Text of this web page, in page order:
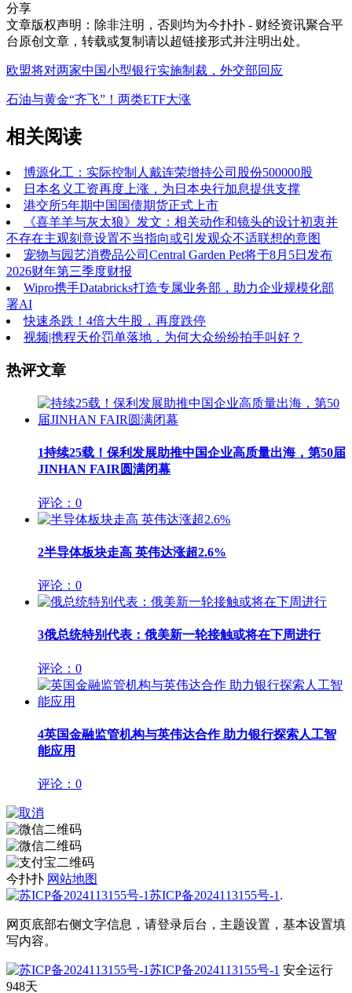
分享
文章版权声明：除非注明，否则均为今扑扑 - 财经资讯聚合平
台 原创文章，转载或复制请以超链接形式并注明出处。
欧盟将对两家中国小型银行实施制裁，外交部回应
石油与黄金“齐飞”！两类ETF大涨
相关阅读
博源化工：实际控制人戴连荣增持公司股份500000股
日本名义工资再度上涨，为日本央行加息提供支撑
港交所5年期中国国债期货正式上市
《喜羊羊与灰太狼》发文：相关动作和镜头的设计初衷并
不存在主观刻意设置不当指向或引发观众不适联想的意图
宠物与园艺消费品公司Central Garden Pet将于8月5日发布
2026财年第三季度财报
Wipro携手Databricks打造专属业务部，助力企业规模化部
署AI
快速杀跌！4倍大牛股，再度跌停
视频|携程天价罚单落地，为何大众纷纷拍手叫好？
热评文章
1持续25载！保利发展助推中国企业高质量出海，第50届
JINHAN FAIR圆满闭幕
评论：0
2半导体板块走高 英伟达涨超2.6%
评论：0
3俄总统特别代表：俄美新一轮接触或将在下周进行
评论：0
4英国金融监管机构与英伟达合作 助力银行探索人工智
能应用
评论：0
今扑扑 网站地图
苏ICP备2024113155号-1 .
网页底部右侧文字信息，请登录后台，主题设置，基本设置填
写内容。
苏ICP备2024113155号-1 安全运行
948天